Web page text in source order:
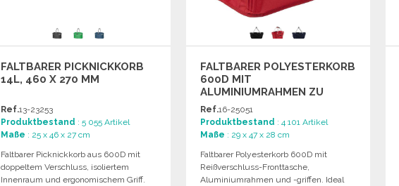
FALTBARER PICKNICKKORB
14L, 460 X 270 MM
Ref.13-23253
Produktbestand : 5 055 Artikel
Maße : 25 x 46 x 27 cm
Faltbarer Picknickkorb aus 600D mit
doppeltem Verschluss, isoliertem
Innenraum und ergonomischem Griff.
FALTBARER POLYESTERKORB
600D MIT
ALUMINIUMRAHMEN ZU
GROSSHANDELSPREISEN
Ref.16-25051
Produktbestand : 4 101 Artikel
Maße : 29 x 47 x 28 cm
Faltbarer Polyesterkorb 600D mit
Reißverschluss-Fronttasche,
Aluminiumrahmen und -griffen. Ideal